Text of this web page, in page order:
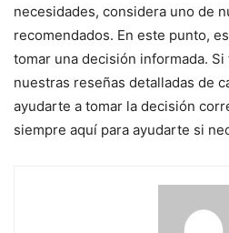
necesidades, considera uno de
recomendados. En este punto,
tomar una decisión informada.
nuestras reseñas detalladas de
ayudarte a tomar la decisión
siempre aquí para ayudarte si